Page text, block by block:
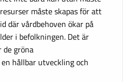
måste skapas för att
där vårdbehoven ökar på
i befolkningen. Det är
de gröna
hållbar utveckling och